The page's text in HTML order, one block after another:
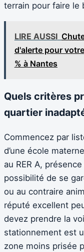
terrain pour faire le
LIRE AUSSI
d'alerte pour
% à Nantes
Quels critères
quartier
Commencez par
d’une école
au RER A,
possibilité de se
ou au contraire
réputé excellent
devez prendre la
stationnement est
zone moins prisée